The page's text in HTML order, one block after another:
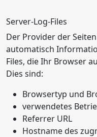
Server-Log-Files
Der Provider der
automatisch
Files, die Ihr Browser
Dies sind:
Browsertyp und
verwendetes
Referrer URL
Hostname des